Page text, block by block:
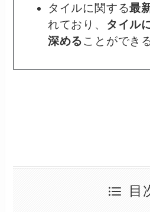
タイルに関する最
れており、
タイル
深めることができ
目